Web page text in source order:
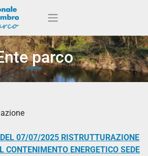
parco
07/07/2025 RISTRUTTURAZIONE
CONTENIMENTO ENERGETICO SEDE